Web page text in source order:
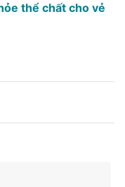
thể chất cho vẻ